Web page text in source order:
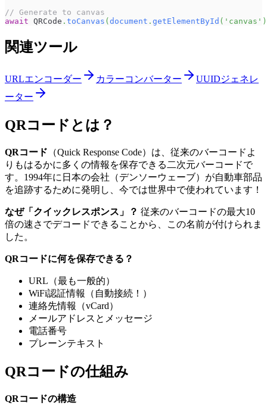
// Generate to canvas
await QRCode . toCanvas (document . getElementById ( 'canvas' )
関連ツール
URLエンコーダー カラーコンバーター
UUIDジェネレ
ーター
QRコードとは？
QRコード （Quick Response Code）は、従来のバーコードよ
りもはるかに多くの情報を保存できる二次元バーコードで
す。1994年に日本の会社（デンソーウェーブ）が自動車部品
を追跡するために発明し、今では世界中で使われています！
なぜ「クイックレスポンス」？ 従来のバーコードの最大10
倍の速さでデコードできることから、この名前が付けられま
した。
QRコードに何を保存できる？
URL（最も一般的）
WiFi認証情報（自動接続！）
連絡先情報（vCard）
メールアドレスとメッセージ
電話番号
プレーンテキスト
QRコードの仕組み
QRコードの構造